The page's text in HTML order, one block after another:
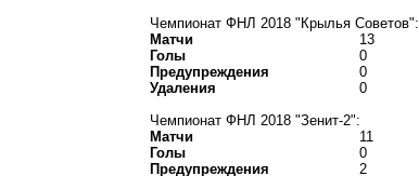
Чемпионат ФНЛ 2018 "Крылья Советов":
Матчи
13
Голы
0
Предупреждения
0
Удаления
0
Чемпионат ФНЛ 2018 "Зенит-2":
Матчи
11
Голы
0
Предупреждения
2